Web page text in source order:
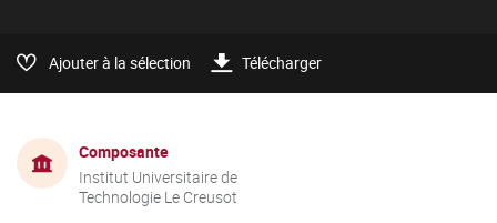
Ajouter à la sélection Télécharger
Composante
Institut Universitaire de
Technologie Le Creusot